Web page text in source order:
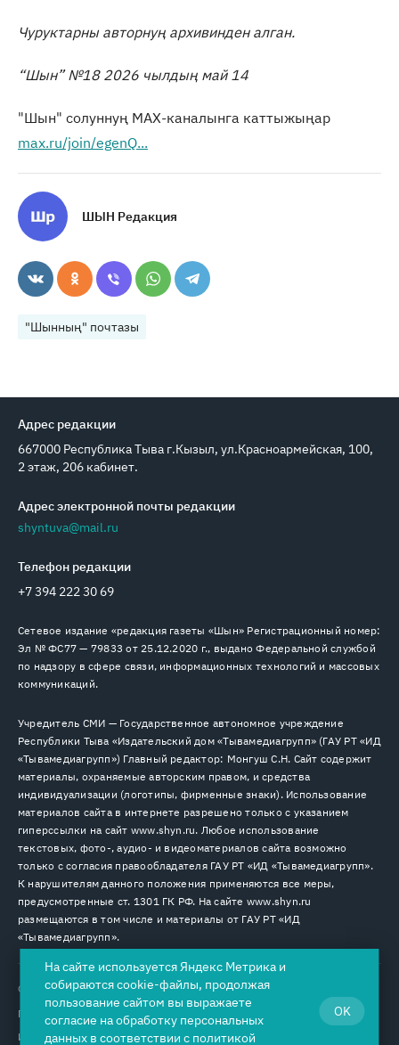
Чуруктарны авторнуң архивинден алган.
“Шын” №18 2026 чылдың май 14
"Шын" солуннуң МАХ-каналынга каттыжыңар
max.ru/join/egenQ...
ШЫН Редакция
"Шынның" почтазы
Адрес редакции
667000 Республика Тыва г.Кызыл, ул.Красноармейская, 100,
2 этаж, 206 кабинет.
Адрес электронной почты редакции
shyntuva@mail.ru
Телефон редакции
+7 394 222 30 69
Сетевое издание «редакция газеты «Шын» Регистрационный номер:
Эл № ФС77 — 79833 от 25.12.2020 г., выдано Федеральной службой
по надзору в сфере связи, информационных технологий и массовых
коммуникаций.
Учредитель СМИ — Государственное автономное учреждение
Республики Тыва «Издательский дом «Тывамедиагрупп» (ГАУ РТ «ИД
«Тывамедиагрупп») Главный редактор: Монгуш С.Н. Сайт содержит
материалы, охраняемые авторским правом, и средства
индивидуализации (логотипы, фирменные знаки). Использование
материалов сайта в интернете разрешено только с указанием
гиперссылки на сайт www.shyn.ru. Любое использование
текстовых, фото-, аудио- и видеоматериалов сайта возможно
только с согласия правообладателя ГАУ РТ «ИД «Тывамедиагрупп».
К нарушителям данного положения применяются все меры,
предусмотренные ст. 1301 ГК РФ. На сайте www.shyn.ru
размещаются в том числе и материалы от ГАУ РТ «ИД
«Тывамедиагрупп».
© 2026. Все права защищены.
12+
Пользовательское соглашение
Использование cookie-файлов
На сайте используется Яндекс Метрика и
собираются cookie-файлы, продолжая
пользование сайтом вы выражаете
согласие наобработку персональных
данных в соответствии с политикой
OK